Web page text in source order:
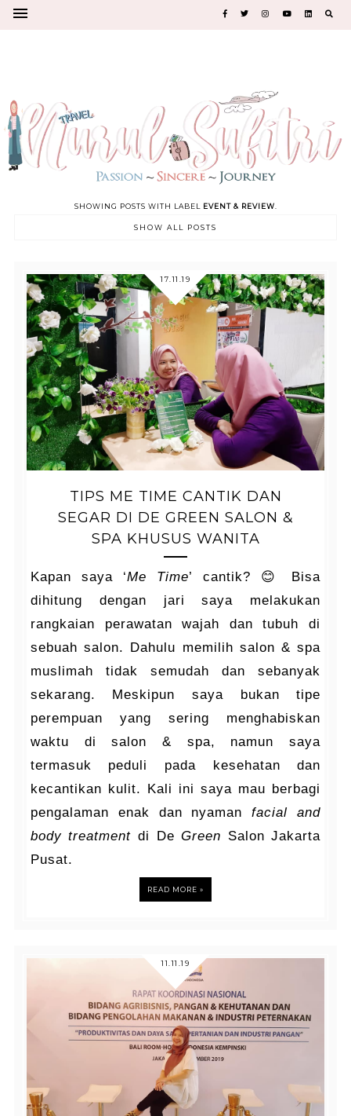
SHOWING POSTS WITH LABEL EVENT & REVIEW.
SHOW ALL POSTS
17.11.19
TIPS ME TIME CANTIK DAN
SEGAR DI DE GREEN SALON &
SPA KHUSUS WANITA
Kapan saya ‘Me Time’ cantik? 😊 Bisa
dihitung dengan jari saya melakukan
rangkaian perawatan wajah dan tubuh di
sebuah salon. Dahulu memilih salon & spa
muslimah tidak semudah dan sebanyak
sekarang. Meskipun saya bukan tipe
perempuan yang sering menghabiskan
waktu di salon & spa, namun saya
termasuk peduli pada kesehatan dan
kecantikan kulit. Kali ini saya mau berbagi
pengalaman enak dan nyamanfacial and
body treatment di DeGreen Salon Jakarta
Pusat.
READ MORE »
11.11.19